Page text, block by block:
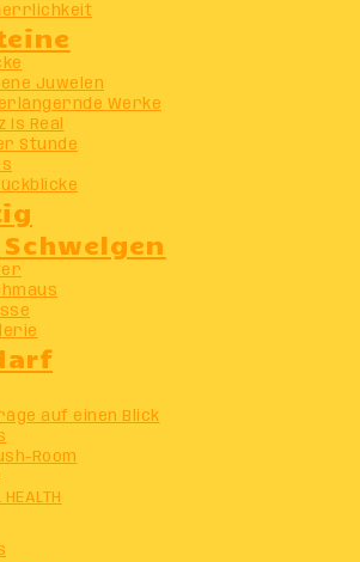
Juwelen
Werke
Is Real
Stunde
Schwelgen
auf einen Blick
Room